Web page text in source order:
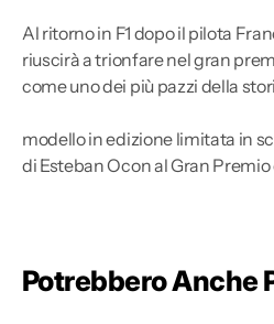
Al ritorno in F1 dopo il pilota
riuscirà a trionfare nel gran
come uno dei più pazzi della
modello in edizione limitata in
di Esteban Ocon al Gran
Potrebbero Anche